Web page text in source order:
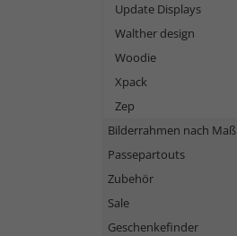
Update Displays
Walther design
Woodie
Xpack
Zep
Bilderrahmen nach Maß
Passepartouts
Zubehör
Sale
Geschenkefinder